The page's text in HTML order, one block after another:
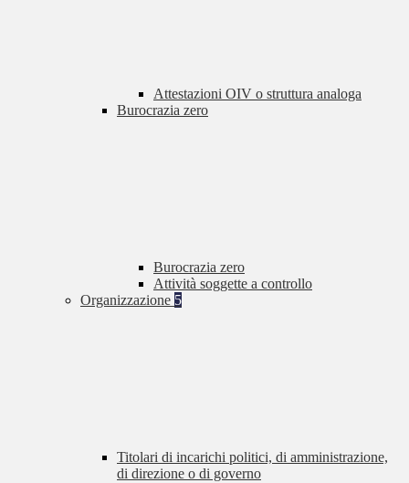
Attestazioni OIV o struttura analoga
Burocrazia zero
Burocrazia zero
Attività soggette a controllo
Organizzazione 5
Titolari di incarichi politici, di amministrazione,
di direzione o di governo